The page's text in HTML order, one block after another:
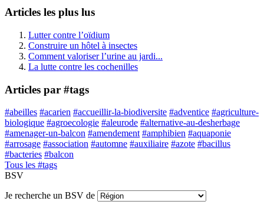
Articles les plus lus
Lutter contre l’oïdium
Construire un hôtel à insectes
Comment valoriser l’urine au jardi...
La lutte contre les cochenilles
Articles par #tags
#abeilles #acarien #accueillir-la-biodiversite #adventice #agriculture-
biologique #agroecologie #aleurode #alternative-au-desherbage
#amenager-un-balcon #amendement #amphibien #aquaponie
#arrosage #association #automne #auxiliaire #azote #bacillus
#bacteries #balcon
Tous les #tags
BSV
Je recherche un BSV de